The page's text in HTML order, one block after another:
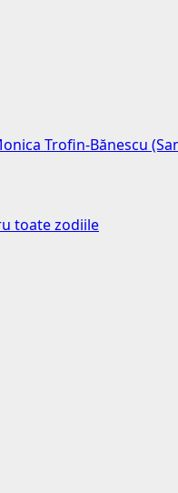
Trofin-Bănescu
toate zodiile